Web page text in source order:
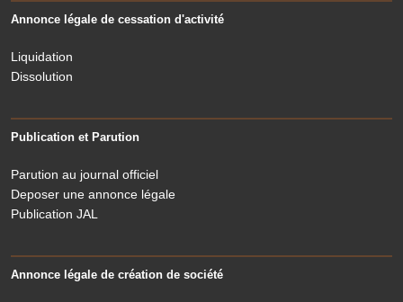
Annonce légale de cessation d'activité
Liquidation
Dissolution
Publication et Parution
Parution au journal officiel
Deposer une annonce légale
Publication JAL
Annonce légale de création de société